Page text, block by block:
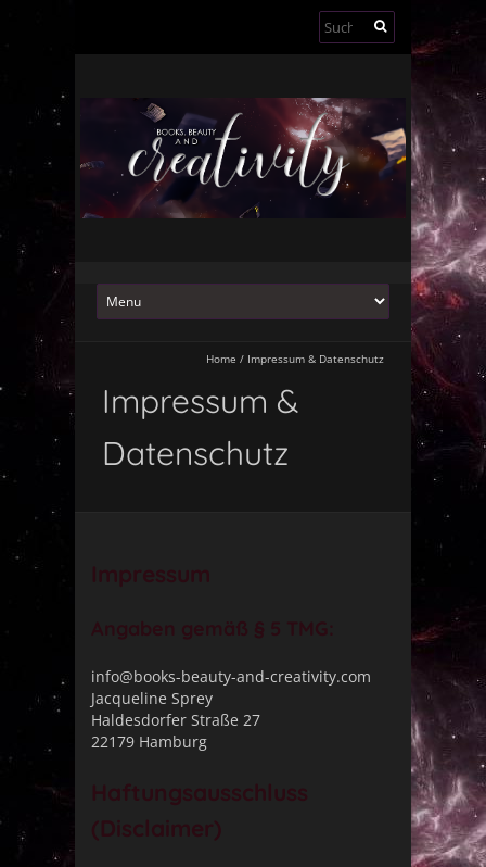
Suchen
nach:
Home / Impressum & Datenschutz
Impressum &
Datenschutz
info@books-beauty-and-creativity.com
Jacqueline Sprey
Haldesdorfer Straße 27
22179 Hamburg